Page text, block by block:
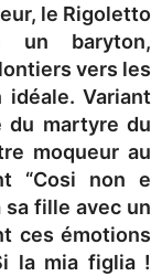
le Rigoletto
un baryton,
vers les
idéale. Variant
du martyre du
moqueur au
“Cosi non e
fille avec un
ces émotions
la mia figlia !